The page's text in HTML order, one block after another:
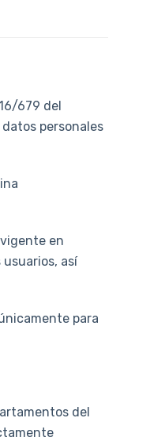
679 del
personales
en
así
para
del